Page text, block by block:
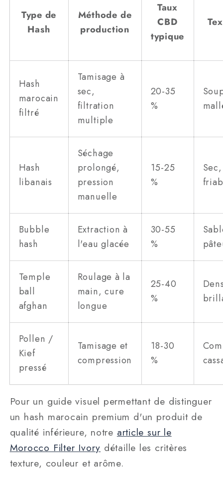
Type de
Hash
Méthode de
production
Taux
CBD
typique
Hash
marocain
filtré
Tamisage à
sec,
filtration
multiple
20-35
%
Hash
libanais
Séchage
prolongé,
pression
manuelle
15-25
%
Sec,
Bubble
hash
Extraction à
l'eau glacée
30-55
%
Temple
ball
afghan
Roulage à la
main, cure
longue
25-40
%
Pollen /
Kief
pressé
Tamisage et
compression
18-30
%
Pour un guide visuel permettant de distinguer
un hash marocain premium d'un produit de
qualité inférieure, notre article sur le
Morocco Filter Ivory détaille les critères
texture, couleur et arôme.